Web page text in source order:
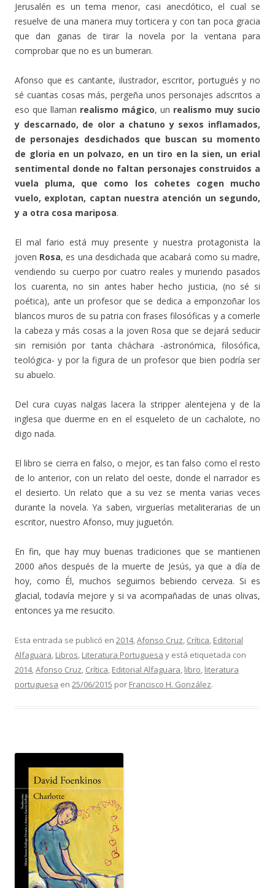
Jerusalén es un tema menor, casi anecdótico, el cual se
resuelve de una manera muy torticera y con tan poca gracia
que dan ganas de tirar la novela por la ventana para
comprobar que no es un bumeran.
Afonso que es cantante, ilustrador, escritor, portugués y no
sé cuantas cosas más, pergeña unos personajes adscritos a
eso que llaman realismo mágico, un realismo muy sucio
y descarnado, de olor a chatuno y sexos inflamados,
de personajes desdichados que buscan su momento
de gloria en un polvazo, en un tiro en la sien, un erial
sentimental donde no faltan personajes construidos a
vuela pluma, que como los cohetes cogen mucho
vuelo, explotan, captan nuestra atención un segundo,
y a otra cosa mariposa.
El mal fario está muy presente y nuestra protagonista la
joven Rosa, es una desdichada que acabará como su madre,
vendiendo su cuerpo por cuatro reales y muriendo pasados
los cuarenta, no sin antes haber hecho justicia, (no sé si
poética), ante un profesor que se dedica a emponzoñar los
blancos muros de su patria con frases filosóficas y a comerle
la cabeza y más cosas a la joven Rosa que se dejará seducir
sin remisión por tanta cháchara -astronómica, filosófica,
teológica- y por la figura de un profesor que bien podría ser
su abuelo.
Del cura cuyas nalgas lacera la stripper alentejena y de la
inglesa que duerme en en el esqueleto de un cachalote, no
digo nada.
El libro se cierra en falso, o mejor, es tan falso como el resto
de lo anterior, con un relato del oeste, donde el narrador es
el desierto. Un relato que a su vez se menta varias veces
durante la novela. Ya saben, virguerías metaliterarias de un
escritor, nuestro Afonso, muy juguetón.
En fin, que hay muy buenas tradiciones que se mantienen
2000 años después de la muerte de Jesús, ya que a día de
hoy, como Él, muchos seguimos bebiendo cerveza. Si es
glacial, todavía mejore y si va acompañadas de unas olivas,
entonces ya me resucito.
Esta entrada se publicó en 2014,Afonso Cruz, Crítica, Editorial
Alfaguara, Libros, Literatura Portuguesa y está etiquetada con
2014,Afonso Cruz, Crítica, Editorial Alfaguara, libro, literatura
portuguesa en 25/06/2015 por Francisco H. González.